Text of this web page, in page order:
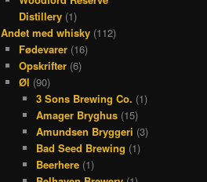
Distillery(1)
Andet med whisky (112)
Fødevarer(16)
Opskrifter(6)
Øl (90)
3 Sons Brewing Co. (1)
Amager Bryghus (15)
Amundsen Bryggeri (3)
Bad Seed Brewing (1)
Beerhere (1)